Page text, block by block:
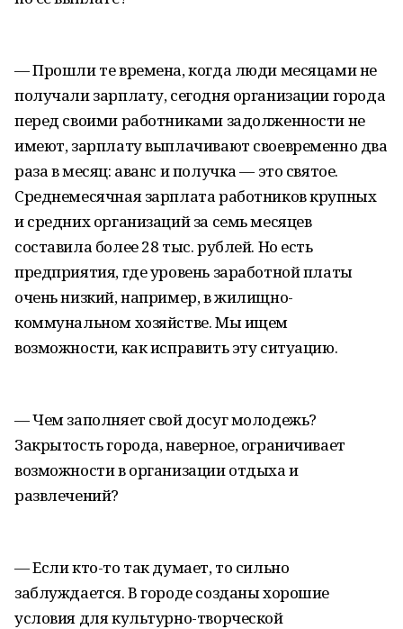
— Прошли те времена, когда люди месяцами не
получали зарплату, сегодня организации города
перед своими работниками задолженности не
имеют, зарплату выплачивают своевременно два
раза в месяц: аванс и получка — это святое.
Среднемесячная зарплата работников крупных
и средних организаций за семь месяцев
составила более 28 тыс. рублей. Но есть
предприятия, где уровень заработной платы
очень низкий, например, в жилищно-
коммунальном хозяйстве. Мы ищем
возможности, как исправить эту ситуацию.
— Чем заполняет свой досуг молодежь?
Закрытость города, наверное, ограничивает
возможности в организации отдыха и
развлечений?
— Если кто-то так думает, то сильно
заблуждается. В городе созданы хорошие
условия для культурно-творческой